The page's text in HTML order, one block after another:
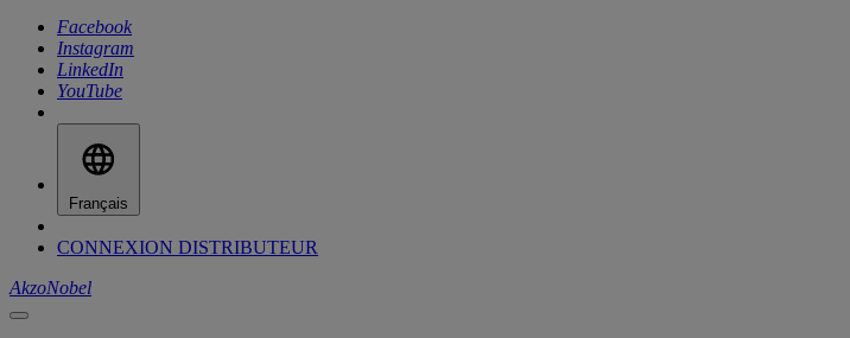
Facebook
Instagram
LinkedIn
YouTube
Français
CONNEXION DISTRIBUTEUR
AkzoNobel